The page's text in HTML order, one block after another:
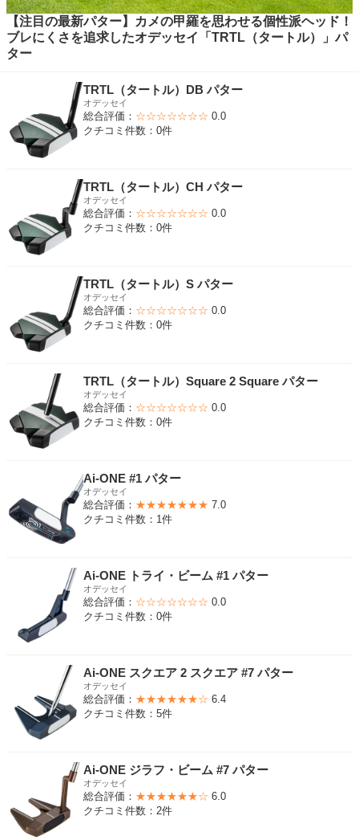
【注目の最新パター】カメの甲羅を思わせる個性派ヘッド！
ブレにくさを追求したオデッセイ「TRTL（タートル）」パ
ター
TRTL（タートル）DB パター
オデッセイ
総合評価： ☆☆☆☆☆☆☆ 0.0
クチコミ件数：0件
TRTL（タートル）CH パター
オデッセイ
総合評価： ☆☆☆☆☆☆☆ 0.0
クチコミ件数：0件
TRTL（タートル）S パター
オデッセイ
総合評価： ☆☆☆☆☆☆☆ 0.0
クチコミ件数：0件
TRTL（タートル）Square 2 Square パター
オデッセイ
総合評価： ☆☆☆☆☆☆☆ 0.0
クチコミ件数：0件
Ai-ONE #1 パター
オデッセイ
総合評価： ★★★★★★★ 7.0
クチコミ件数：1件
Ai-ONE トライ・ビーム #1 パター
オデッセイ
総合評価： ☆☆☆☆☆☆☆ 0.0
クチコミ件数：0件
Ai-ONE スクエア 2 スクエア #7 パター
オデッセイ
総合評価： ★★★★★★☆ 6.4
クチコミ件数：5件
Ai-ONE ジラフ・ビーム #7 パター
オデッセイ
総合評価： ★★★★★★☆ 6.0
クチコミ件数：2件